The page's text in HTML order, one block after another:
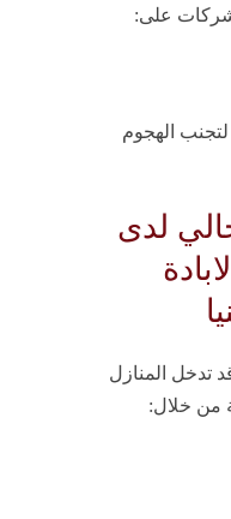
على:
الهجوم
لدى
تدخل المنازل
من خلال: